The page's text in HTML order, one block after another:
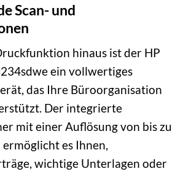
Scan- und
hinaus ist der HP
ein vollwertiges
das Ihre Büroorganisation
Der integrierte
mit einer Auflösung von bis zu
es Ihnen,
wichtige Unterlagen oder